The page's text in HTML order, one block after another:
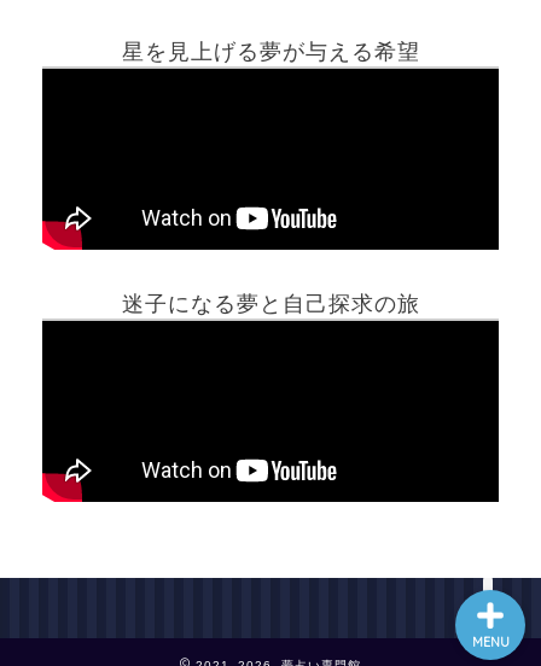
星を見上げる夢が与える希望
迷子になる夢と自己探求の旅
MENU
ホーム
最新記事動画